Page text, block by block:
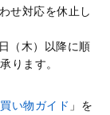
せ対応を休止し
（木）以降に順
ります。
い物ガイド 」を